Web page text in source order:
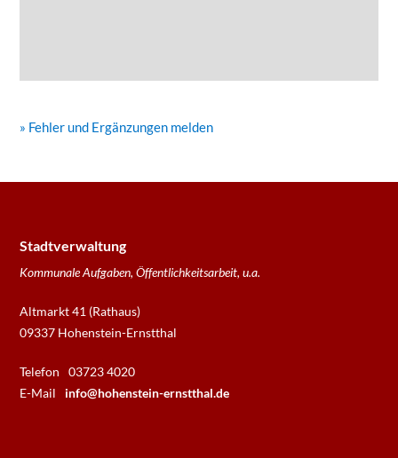
» Fehler und Ergänzungen melden
Stadtverwaltung
Kommunale Aufgaben, Öffentlichkeitsarbeit, u.a.
Altmarkt 41 (Rathaus)
09337 Hohenstein-Ernstthal
Telefon
03723 4020
E-Mail
info@hohenstein-ernstthal.de